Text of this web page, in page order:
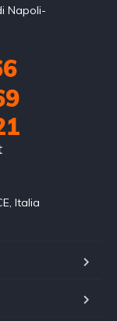
Napoli-
Italia